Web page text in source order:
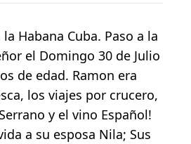
Habana Cuba. Paso a la
el Domingo 30 de Julio
de edad. Ramon era
los viajes por crucero,
y el vino Español!
a su esposa Nila; Sus